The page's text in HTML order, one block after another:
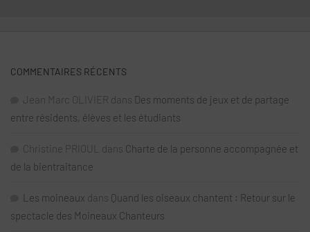
COMMENTAIRES RÉCENTS
Jean Marc OLIVIER dans Des moments de jeux et de partage
entre résidents, élèves et les étudiants
Christine PRIOUL dans Charte de la personne accompagnée et
de la bientraitance
Les moineaux dans Quand les oiseaux chantent : Retour sur le
spectacle des Moineaux Chanteurs